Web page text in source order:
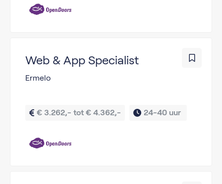
Web & App Specialist
Ermelo
€ 3.262,- tot € 4.362,- 24-40 uur